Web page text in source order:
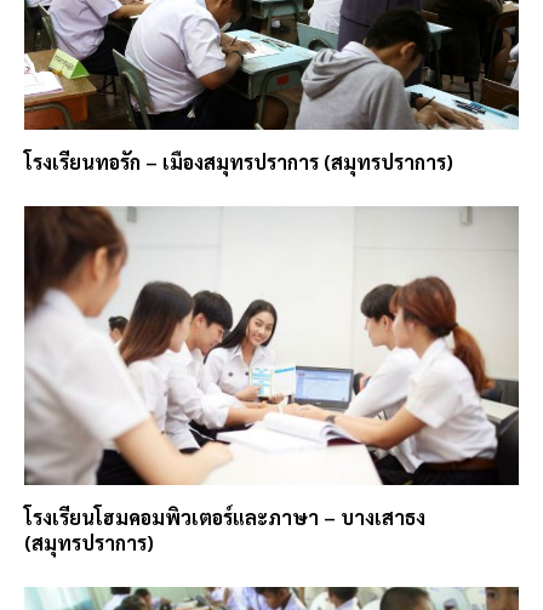
โรงเรียนทอรัก – เมืองสมุทรปราการ (สมุทรปราการ)
โรงเรียนโฮมคอมพิวเตอร์และภาษา – บางเสาธง
(สมุทรปราการ)